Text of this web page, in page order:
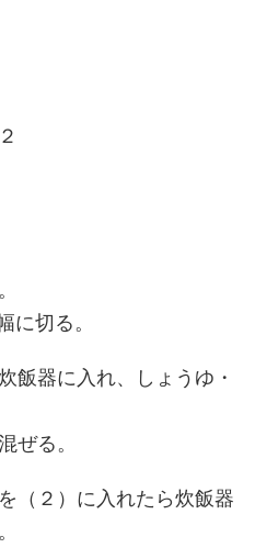
に切る。
飯器に入れ、しょうゆ・
ぜる。
（２）に入れたら炊飯器